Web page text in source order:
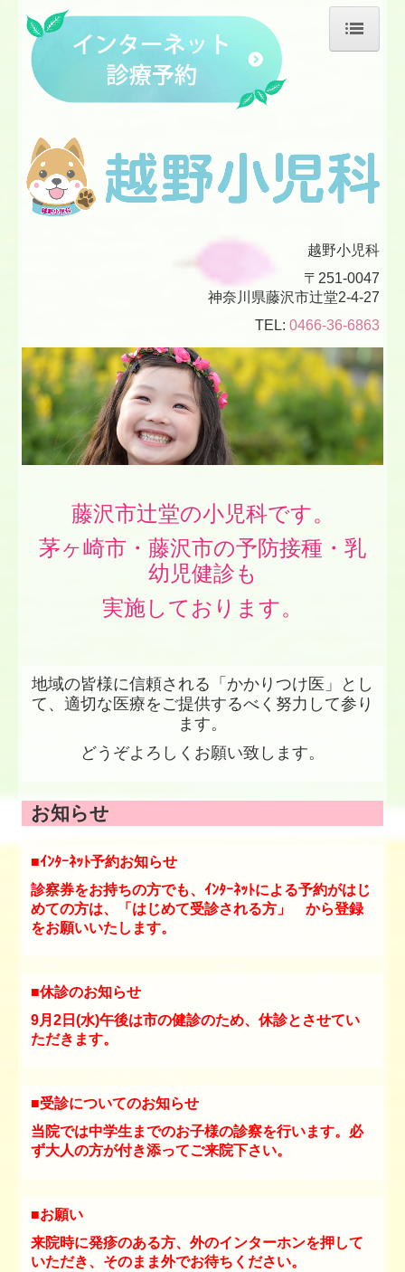
院長紹介
診療のご案内
施設・設備のご案内
交通案内
越野小児科
〒251-0047
神奈川県藤沢市辻堂2-4-27
TEL: 0466-36-6863
藤沢市辻堂の小児科です。
茅ヶ崎市・藤沢市の予防接種・乳
幼児健診も
実施しております。
地域の皆様に信頼される「かかりつけ医」とし
て、適切な医療をご提供するべく努力して参り
ます。
どうぞよろしくお願い致します。
お知らせ
■ｲﾝﾀｰﾈｯﾄ予約お知らせ
診察券をお持ちの方でも、ｲﾝﾀｰﾈｯﾄによる予約がはじ
めての方は、「はじめて受診される方」 から登録
をお願いいたします。
■休診のお知らせ
9月2日(水)午後は市の健診のため、休診とさせてい
ただきます。
■受診についてのお知らせ
当院では中学生までのお子様の診察を行います。必
ず大人の方が付き添ってご来院下さい。
■お願い
来院時に発疹のある方、外のインターホンを押して
いただき、そのまま外でお待ちください。